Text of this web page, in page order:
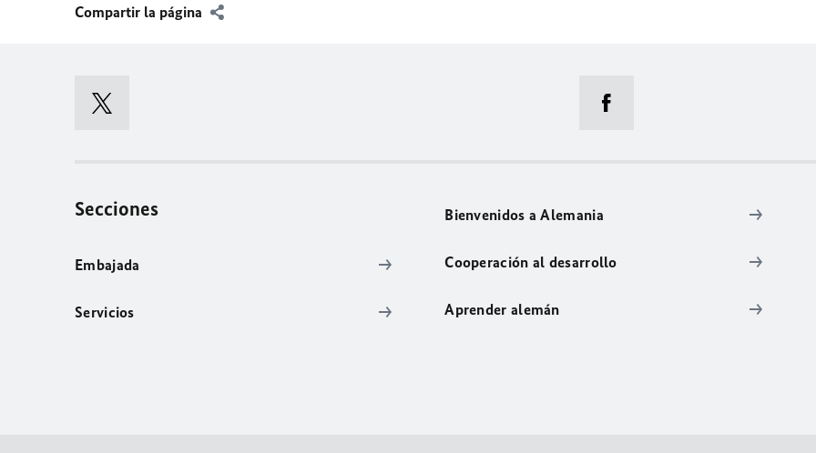
Compartir la página
Secciones
Embajada
Servicios
Bienvenidos a Alemania
Cooperación al desarrollo
Aprender alemán